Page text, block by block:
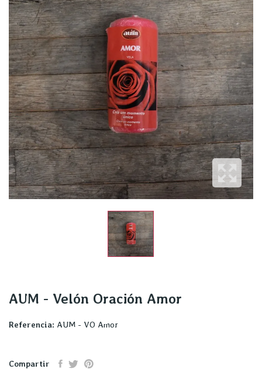
AUM - Velón Oración Amor
Referencia: AUM - VO Amor
Compartir